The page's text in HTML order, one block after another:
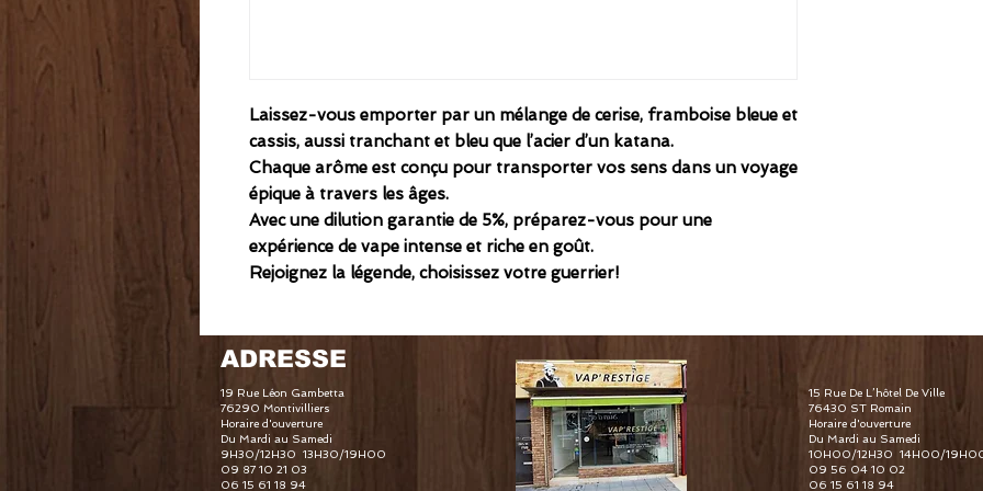
Laissez-vous emporter par un mélange de cerise, framboise bleue et
cassis, aussi tranchant et bleu que l’acier d’un katana.
Chaque arôme est conçu pour transporter vos sens dans un voyage
épique à travers les âges.
Avec une dilution garantie de 5%, préparez-vous pour une
expérience de vape intense et riche en goût.
Rejoignez la légende, choisissez votre guerrier!
ADRESSE
19 Rue Léon Gambetta
76290 Montivilliers
Horaire d'ouverture
Du Mardi au Samedi
9H30/12H30 13H30/19H00
09 87 10 21 03
06 15 61 18 94
15 Rue De L’hôtel De Ville
76430 ST Romain
Horaire d'ouverture
Du Mardi au Samedi
10H00/12H30 14H00/
09 56 04 10 02
06 15 61 18 94